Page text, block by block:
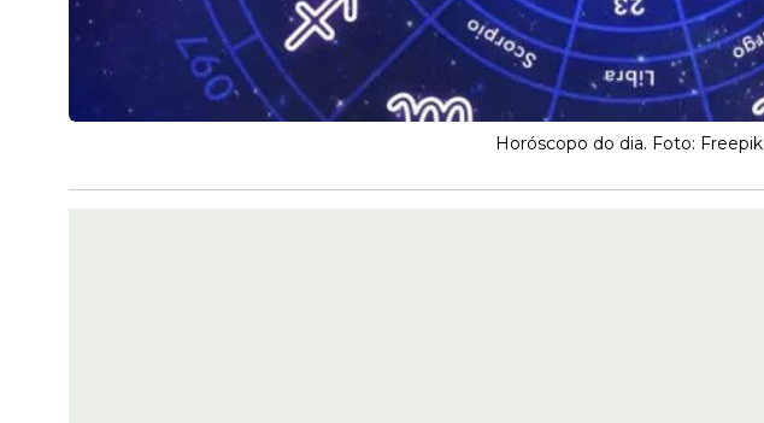
Horóscopo do dia. Foto: Freepik